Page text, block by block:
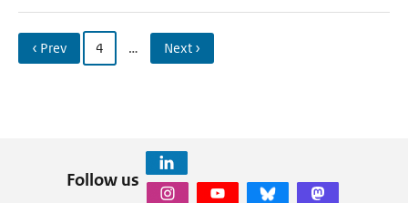
‹ Prev 4 … Next ›
Follow us